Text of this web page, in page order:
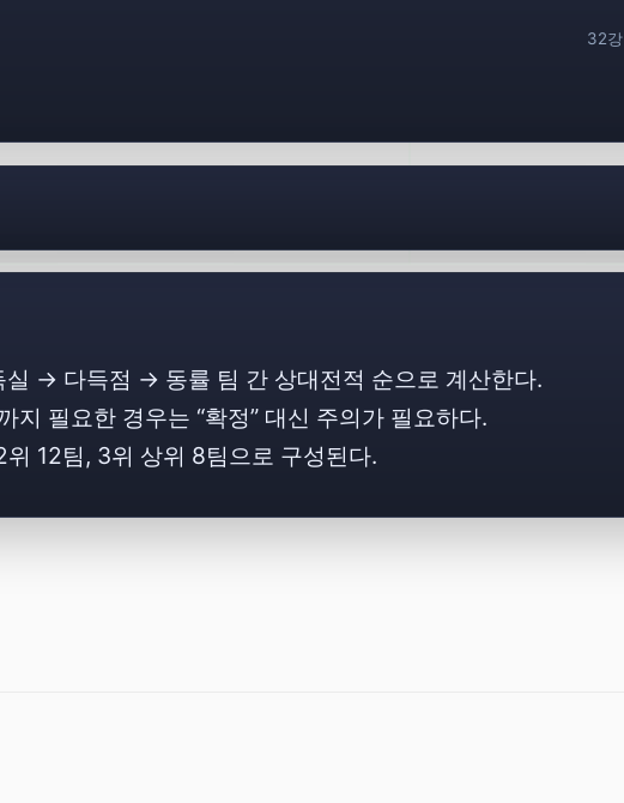
32강
→ 다득점 → 동률 팀 간 상대전적 순으로 계산한다.
지 필요한 경우는 “확정” 대신 주의가 필요하다.
12팀, 3위 상위 8팀으로 구성된다.